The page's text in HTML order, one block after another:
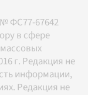
ФС77-67642
в сфере
г. Редакция не
информации,
Редакция не